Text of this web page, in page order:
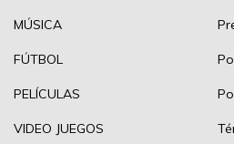
MÚSICA
FÚTBOL
PELÍCULAS
VIDEO JUEGOS